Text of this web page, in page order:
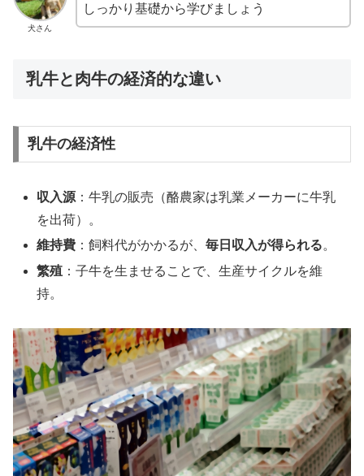
犬さん
しっかり基礎から学びましょう
乳牛と肉牛の経済的な違い
乳牛の経済性
収入源 ：牛乳の販売（酪農家は乳業メーカーに牛乳
を出荷）。
維持費 ：飼料代がかかるが、毎日収入が得られる。
繁殖 ：子牛を生ませることで、生産サイクルを維
持。